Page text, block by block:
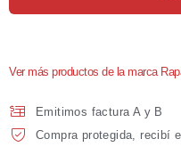
Ver más productos de la marca
Emitimos factura A y B
Compra protegida, recibí